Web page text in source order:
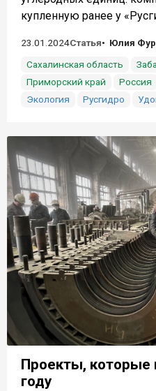
купленную ранее у
23.01.2024Статья
Юлия
Сахалинская область
Приморский край
Россия
Экология
Русгидро
Проекты, которые
году